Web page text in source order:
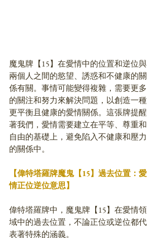
魔鬼牌【15】在愛情中的位置和逆位與
兩個人之間的慾望、誘惑和不健康的關
係有關。事情可能變得複雜，需要更多
的關注和努力來解決問題，以創造一種
更平衡且健康的愛情關係。這張牌提醒
著我們，愛情需要建立在平等、尊重和
自由的基礎上，避免陷入不健康和壓力
的關係中。
【偉特塔羅牌魔鬼【15】過去位置：愛
情正位逆位意思】
偉特塔羅牌中，魔鬼牌【15】在愛情領
域中的過去位置，不論正位或逆位都代
表著特殊的涵義。